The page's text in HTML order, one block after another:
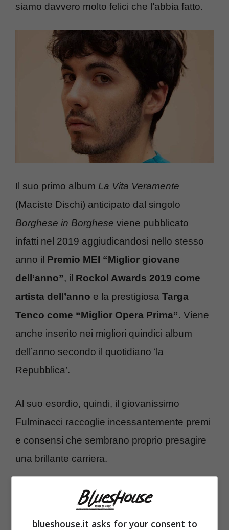
siamo davvero molto felici che l’abbia fatto.
Il suo primo album La Vita Veramente
(Maciste Dischi) anticipato dal singolo
Borghese in Borghese viene pubblicato
infatti nel 2019 aggiudicandosi nello stesso
anno il Premio MEI “Miglior giovane
dell’anno”, il Rockol Awards 2019 come
artista dell’anno e la prestigiosa Targa
Tenco come “Miglior Opera Prima”. Viene
anche inserito nei migliori quindici album
dell’anno secondo il quotidiano ‘la
Repubblica’.
Al suo esordio, quindi, il giovanissimo
Fulminacci raccoglie incessantemente premi
e consensi che sembrano proprio presagire
una brillante carriera.
blueshouse.it asks for your consent to